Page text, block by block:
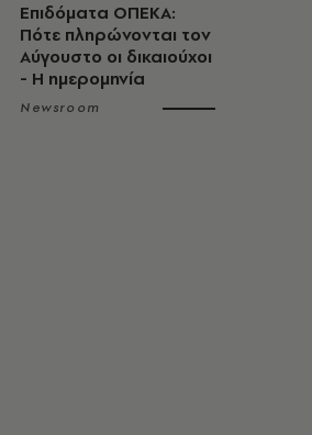
Επιδόματα ΟΠΕΚΑ:
Πότε πληρώνονται τον
Αύγουστο οι δικαιούχοι
- Η ημερομηνία
Newsroom